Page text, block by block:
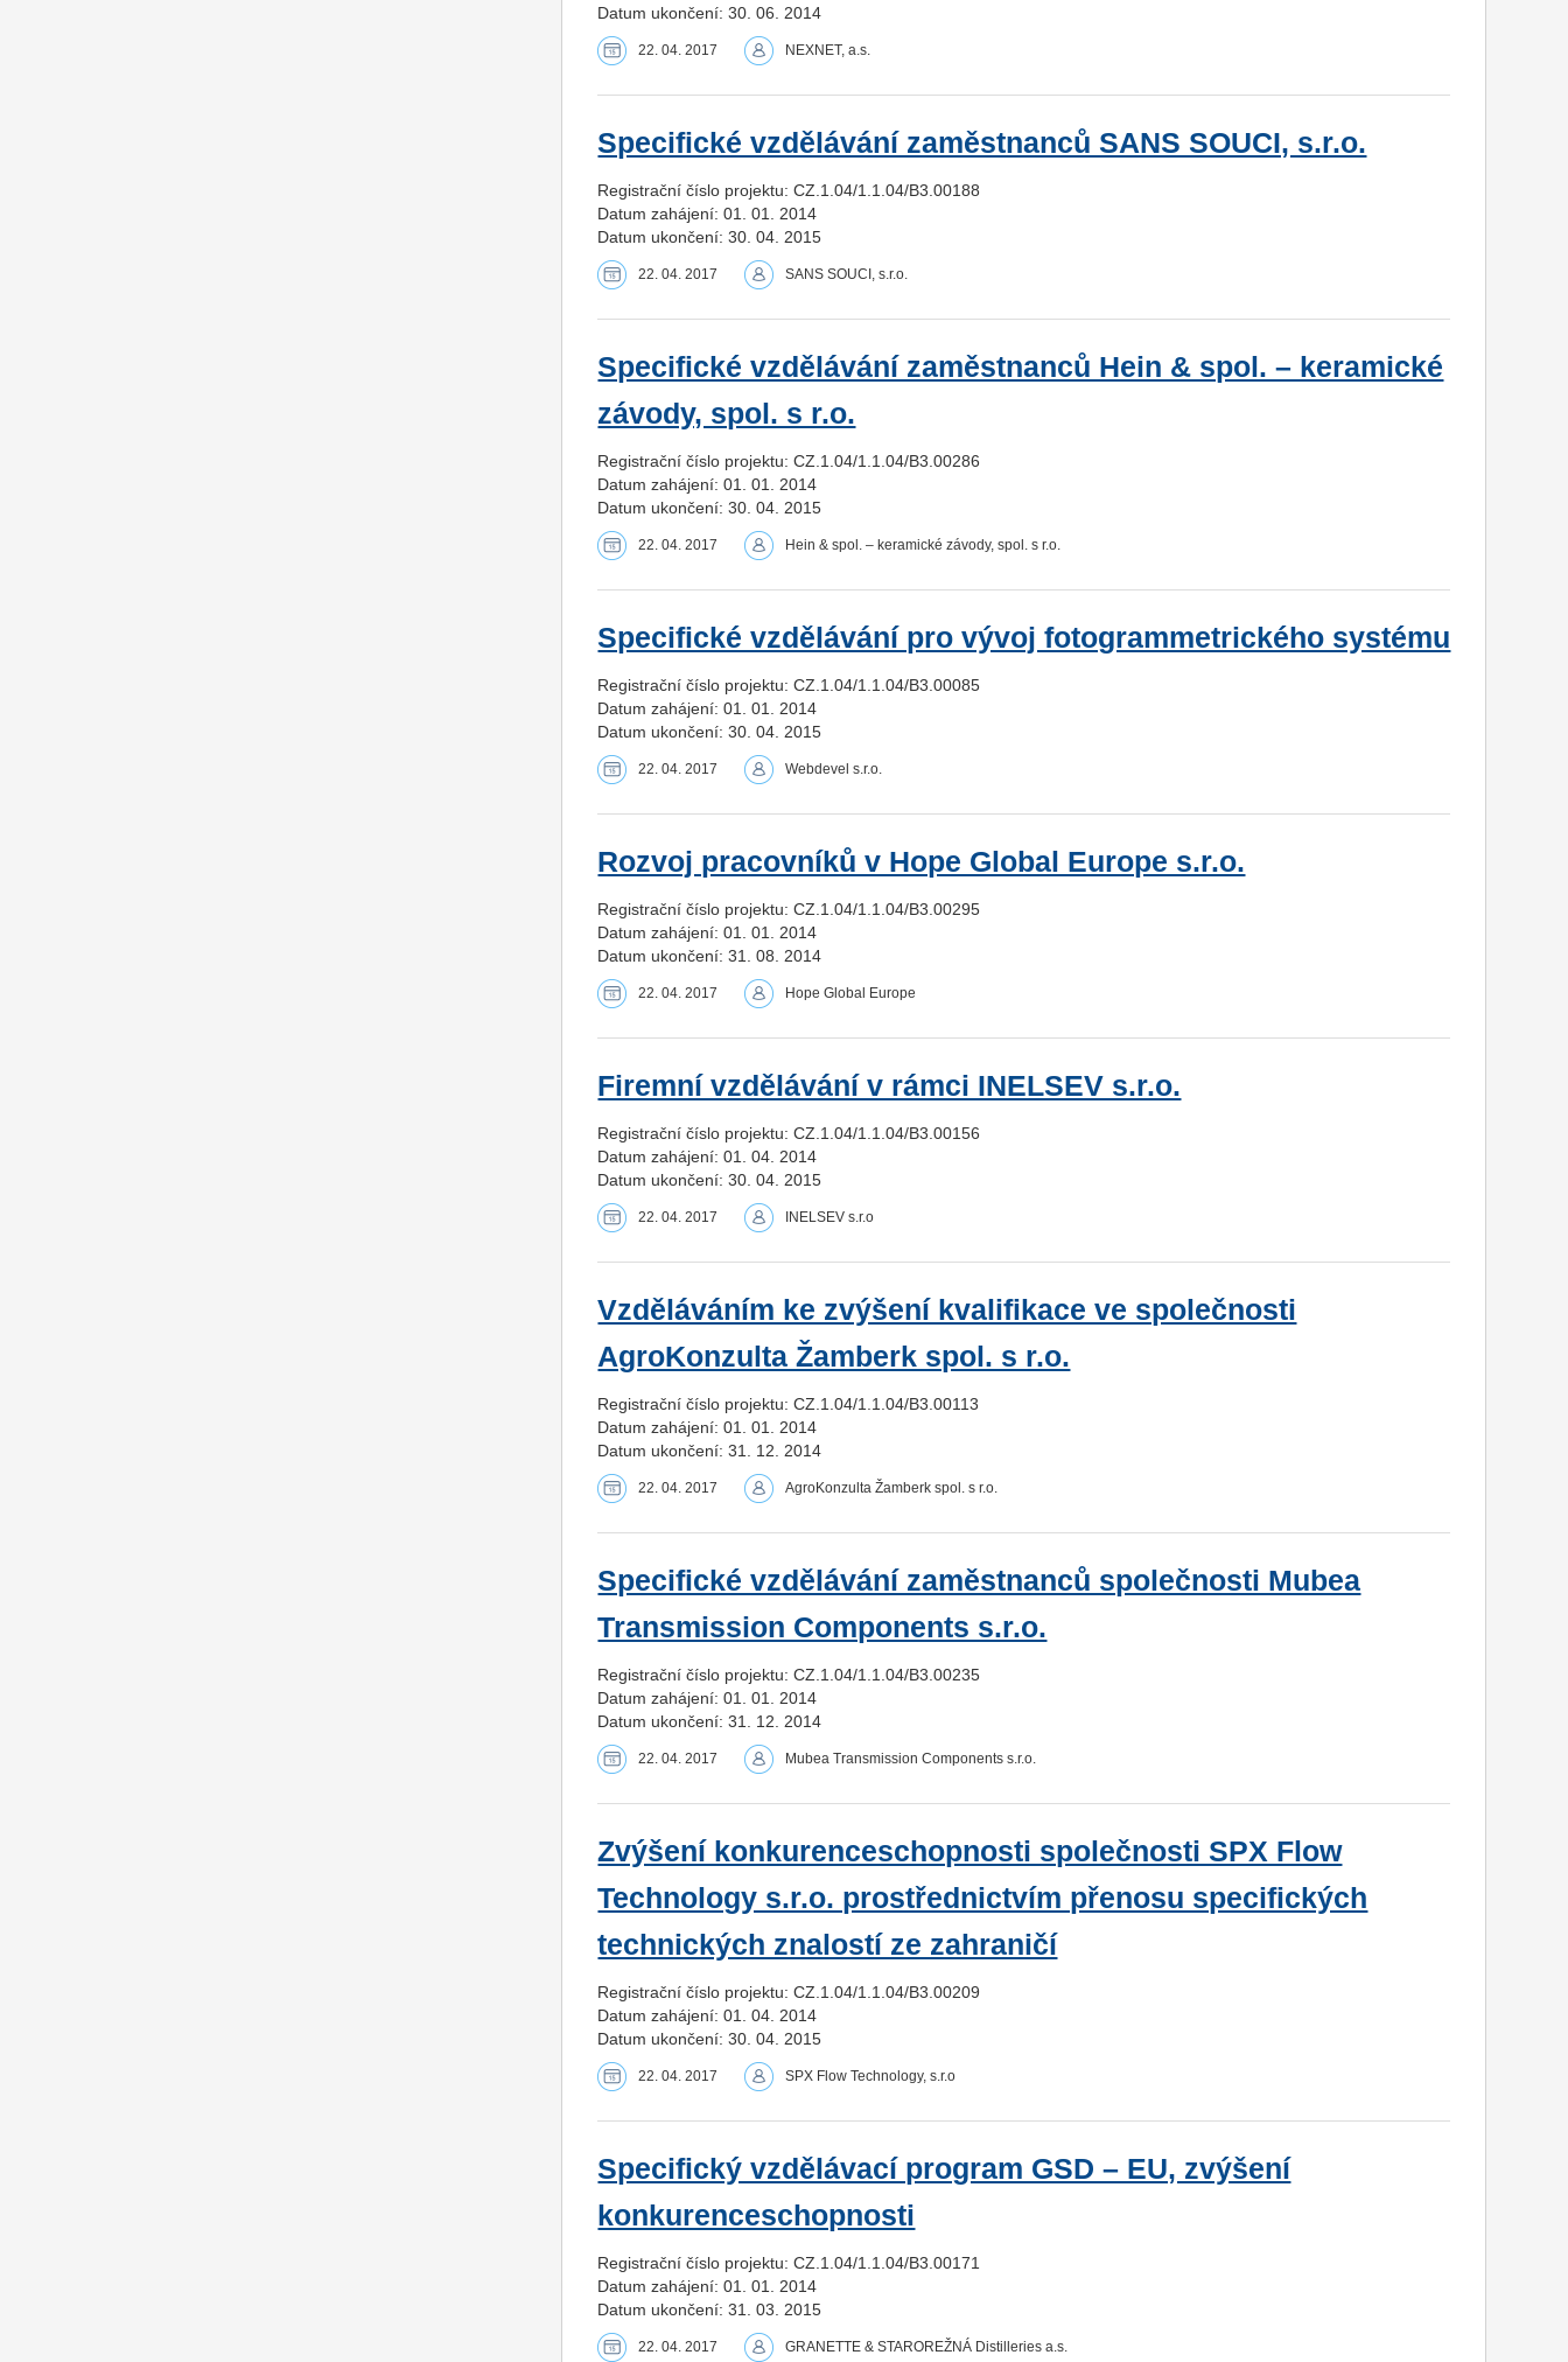
Datum ukončení: 30. 06. 2014
22. 04. 2017 NEXNET, a.s.
Specifické vzdělávání zaměstnanců SANS SOUCI, s.r.o.
Registrační číslo projektu: CZ.1.04/1.1.04/B3.00188
Datum zahájení: 01. 01. 2014
Datum ukončení: 30. 04. 2015
22. 04. 2017 SANS SOUCI, s.r.o.
Specifické vzdělávání zaměstnanců Hein & spol. – keramické
závody, spol. s r.o.
Registrační číslo projektu: CZ.1.04/1.1.04/B3.00286
Datum zahájení: 01. 01. 2014
Datum ukončení: 30. 04. 2015
22. 04. 2017 Hein & spol. – keramické závody, spol. s r.o.
Specifické vzdělávání pro vývoj fotogrammetrického systému
Registrační číslo projektu: CZ.1.04/1.1.04/B3.00085
Datum zahájení: 01. 01. 2014
Datum ukončení: 30. 04. 2015
22. 04. 2017 Webdevel s.r.o.
Rozvoj pracovníků v Hope Global Europe s.r.o.
Registrační číslo projektu: CZ.1.04/1.1.04/B3.00295
Datum zahájení: 01. 01. 2014
Datum ukončení: 31. 08. 2014
22. 04. 2017 Hope Global Europe
Firemní vzdělávání v rámci INELSEV s.r.o.
Registrační číslo projektu: CZ.1.04/1.1.04/B3.00156
Datum zahájení: 01. 04. 2014
Datum ukončení: 30. 04. 2015
22. 04. 2017 INELSEV s.r.o
Vzděláváním ke zvýšení kvalifikace ve společnosti
AgroKonzulta Žamberk spol. s r.o.
Registrační číslo projektu: CZ.1.04/1.1.04/B3.00113
Datum zahájení: 01. 01. 2014
Datum ukončení: 31. 12. 2014
22. 04. 2017 AgroKonzulta Žamberk spol. s r.o.
Specifické vzdělávání zaměstnanců společnosti Mubea
Transmission Components s.r.o.
Registrační číslo projektu: CZ.1.04/1.1.04/B3.00235
Datum zahájení: 01. 01. 2014
Datum ukončení: 31. 12. 2014
22. 04. 2017 Mubea Transmission Components s.r.o.
Zvýšení konkurenceschopnosti společnosti SPX Flow
Technology s.r.o. prostřednictvím přenosu specifických
technických znalostí ze zahraničí
Registrační číslo projektu: CZ.1.04/1.1.04/B3.00209
Datum zahájení: 01. 04. 2014
Datum ukončení: 30. 04. 2015
22. 04. 2017 SPX Flow Technology, s.r.o
Specifický vzdělávací program GSD – EU, zvýšení
konkurenceschopnosti
Registrační číslo projektu: CZ.1.04/1.1.04/B3.00171
Datum zahájení: 01. 01. 2014
Datum ukončení: 31. 03. 2015
22. 04. 2017 GRANETTE & STAROREŽNÁ Distilleries a.s.